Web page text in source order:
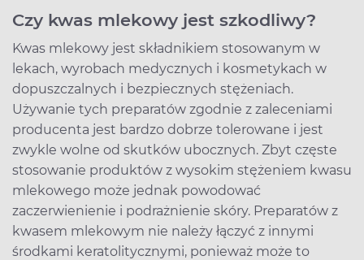
Czy kwas mlekowy jest szkodliwy?
Kwas mlekowy jest składnikiem stosowanym w
lekach, wyrobach medycznych i kosmetykach w
dopuszczalnych i bezpiecznych stężeniach.
Używanie tych preparatów zgodnie z zaleceniami
producenta jest bardzo dobrze tolerowane i jest
zwykle wolne od skutków ubocznych. Zbyt częste
stosowanie produktów z wysokim stężeniem kwasu
mlekowego może jednak powodować
zaczerwienienie i podrażnienie skóry. Preparatów z
kwasem mlekowym nie należy łączyć z innymi
środkami keratolitycznymi, ponieważ może to